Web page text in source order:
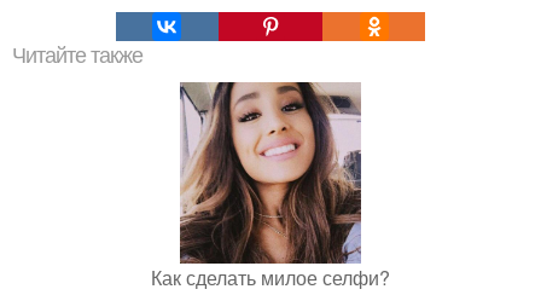
Читайте также
Как сделать милое селфи?